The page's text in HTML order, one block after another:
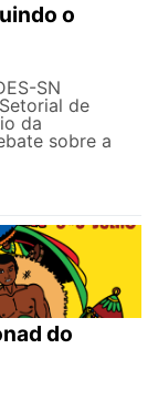
o
SN
de
da
sobre a
do